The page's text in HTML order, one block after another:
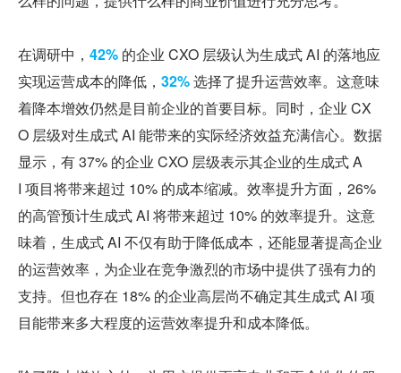
在调研中， 42% 的企业 CXO 层级认为生成式 AI 的落地应
实现运营成本的降低， 32% 选择了提升运营效率。这意味
着降本增效仍然是目前企业的首要目标。同时，企业 CX
O 层级对生成式 AI 能带来的实际经济效益充满信心。数据
显示，有 37% 的企业 CXO 层级表示其企业的生成式 A
I 项目将带来超过 10% 的成本缩减。效率提升方面，26%
的高管预计生成式 AI 将带来超过 10% 的效率提升。这意
味着，生成式 AI 不仅有助于降低成本，还能显著提高企业
的运营效率，为企业在竞争激烈的市场中提供了强有力的
支持。但也存在 18% 的企业高层尚不确定其生成式 AI 项
目能带来多大程度的运营效率提升和成本降低。